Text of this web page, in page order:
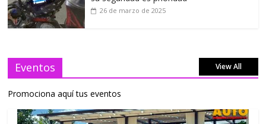
26 de marzo de 2025
Eventos View All
Promociona aquí tus eventos